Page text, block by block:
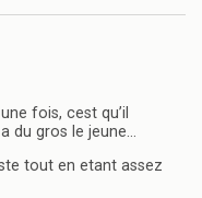
fois, cest qu’il
du gros le jeune…
tout en etant assez